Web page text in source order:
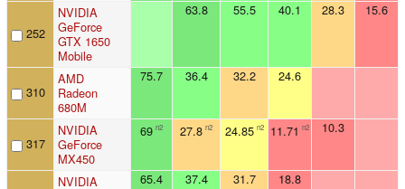
252
NVIDIA
GeForce
GTX 1650
Mobile
63.8 55.5 40.1 28.3 15.6
310
AMD
Radeon
680M
75.7 36.4 32.2 24.6
317
NVIDIA
GeForce
MX450
69 n2 27.8 n2 24.85 n2 11.71 n2 10.3
NVIDIA
65.4 37.4 31.7 18.8